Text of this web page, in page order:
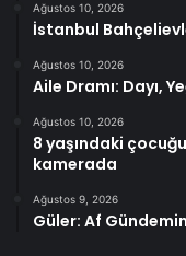
Ağustos 10, 2026
İstanbul
Ağustos 10, 2026
Aile Dramı: Dayı,
Ağustos 10, 2026
8 yaşındaki
kamerada
Ağustos 9, 2026
Güler: Af